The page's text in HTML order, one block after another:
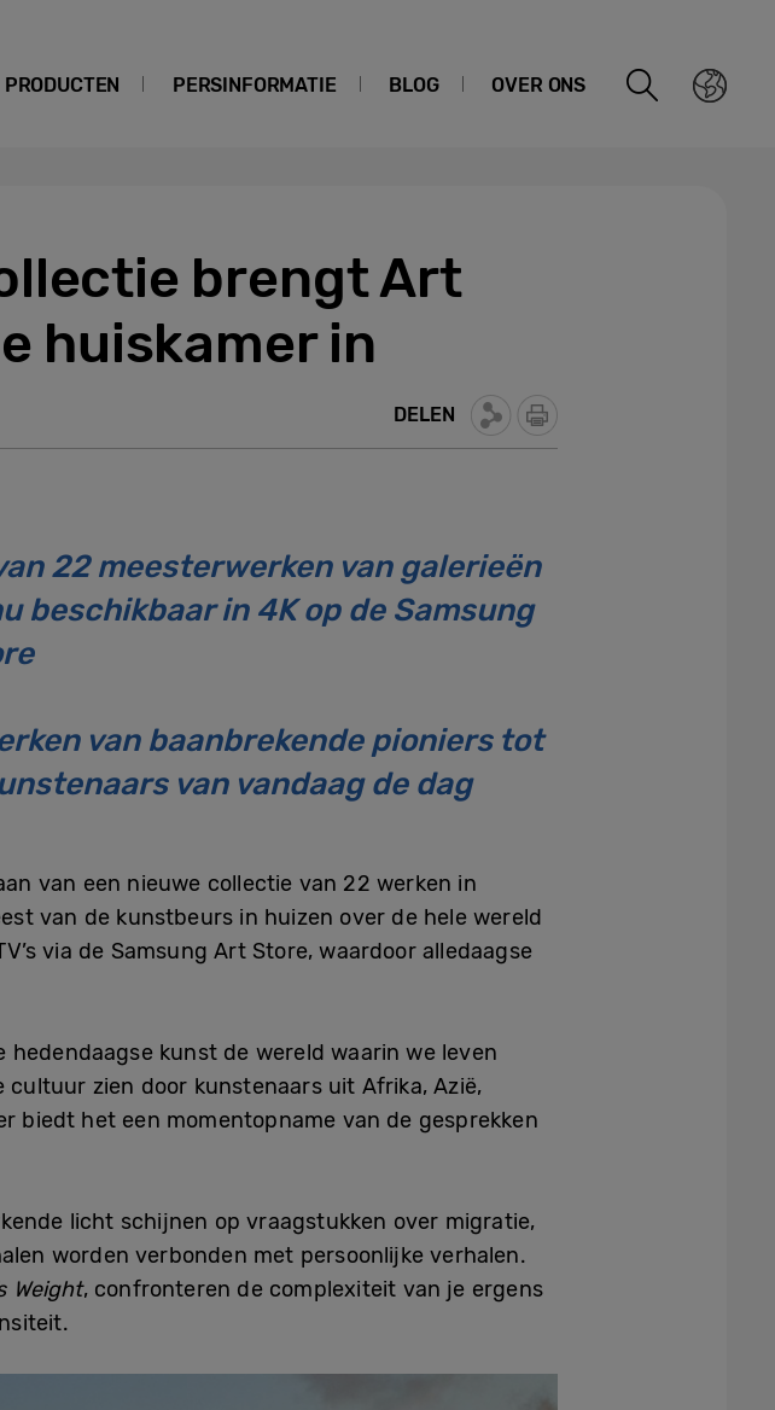
PRODUCTEN PERSINFORMATIE BLOG OVER ONS
brengt Art
huiskamer in
DELEN
22 meesterwerken van galerieën
beschikbaar in 4K op de Samsung
van baanbrekende pioniers tot
van vandaag de dag
van een nieuwe collectie van 22 werken in
van de kunstbeurs in huizen over de hele wereld
via de Samsung Art Store, waardoor alledaagse
kunst de wereld waarin we leven
zien door kunstenaars uit Afrika, Azië,
biedt het een momentopname van de gesprekken
licht schijnen op vraagstukken over migratie,
worden verbonden met persoonlijke verhalen.
Weight, confronteren de complexiteit van je ergens